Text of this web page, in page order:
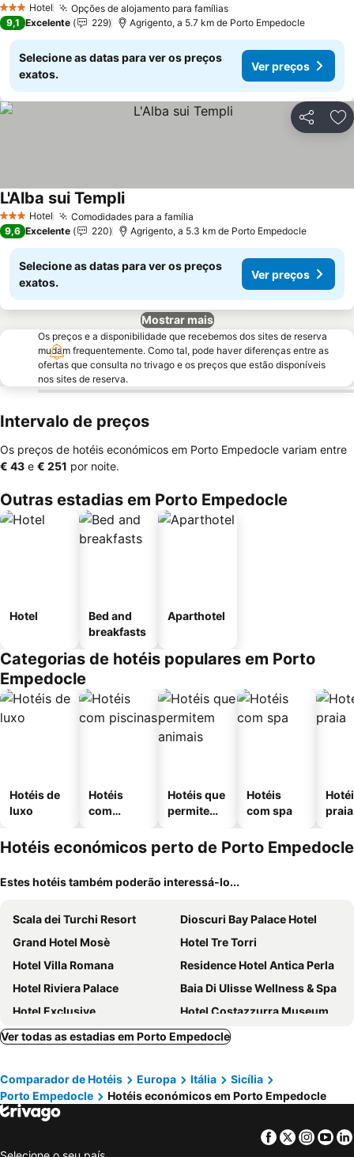
3 EstrelasHotel Opções de alojamento para famílias
9,1 Excelente 229 Agrigento, a 5.7 km de Porto Empedocle
Selecione as datas para ver os preços
exatos.
Ver preços
Partilhar
3 EstrelasHotel Comodidades para a família
L'Alba sui Templi
9,6 Excelente 220 Agrigento, a 5.3 km de Porto Empedocle
Selecione as datas para ver os preços
exatos.
Ver preços
Mostrar mais
Os preços e a disponibilidade que recebemos dos sites de reserva
mudam frequentemente. Como tal, pode haver diferenças entre as
ofertas que consulta no trivago e os preços que estão disponíveis
nos sites de reserva.
Intervalo de preços
Os preços de hotéis económicos em Porto Empedocle variam entre
‎€ 43 e ‎€ 251 por noite.
Outras estadias em Porto Empedocle
Hotel
Bed and
breakfasts
Aparthotel
Categorias de hotéis populares em Porto
Empedocle
Hotéis de
luxo
Hotéis
com
Hotéis que
permitem
Hotéis
com spa
praia
Hotéis económicos perto de Porto Empedocle
Estes hotéis também poderão interessá-lo...
Scala dei Turchi Resort
Dioscuri Bay Palace Hotel
Grand Hotel Mosè
Hotel Tre Torri
Hotel Villa Romana
Residence Hotel Antica Perla
Hotel Riviera Palace
Baia Di Ulisse Wellness & Spa
Hotel Exclusive
Hotel Costazzurra Museum & Spa
Hotel Dei Pini
L'Approdo
Villa Athena Resort
Agriturismo Passo dei Briganti
Hotel Della Valle
Puntamajata
B&B Albachiara
B&B Villa Seta
B&B Kolymbetra
Ver todas as estadias em Porto Empedocle
Comparador de Hotéis Europa Itália
Sicília
Porto Empedocle
Hotéis económicos em Porto Empedocle
Facebook
Twitter